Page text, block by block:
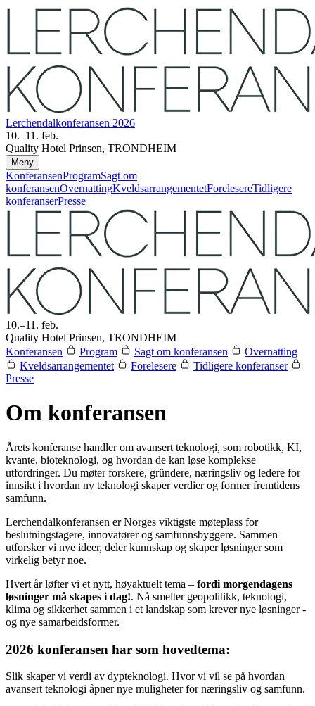
Lerchendal­konferansen 2026
10.–11. feb.
Quality Hotel Prinsen, TRONDHEIM
Meny
KonferansenProgramSagt om
konferansenOvernattingKveldsarrangementetForelesereTidligere
konferanserPresse
10.–11. feb.
Quality Hotel Prinsen, TRONDHEIM
Konferansen
Program Sagt om konferansen
Overnatting
Kveldsarrangementet
Forelesere
Tidligere konferanser
Presse
Om konferansen
Årets konferanse handler om avansert teknologi, som robotikk, KI,
kvante, bioteknologi, og hvordan de kan løse komplekse
utfordringer. Du møter forskere, gründere, næringsliv og ledere for
innsikt i hvordan ny teknologi skaper verdier og former fremtidens
samfunn.
Lerchendalkonferansen er Norges viktigste møteplass for
beslutningstagere, innovatører og samfunnsbyggere. Sammen
utforsker vi nye ideer, deler kunnskap og skaper løsninger som
virkelig betyr noe.
Hvert år løfter vi et nytt, høyaktuelt tema – fordi morgendagens
løsninger må skapes i dag!. Nå smelter geopolitikk, teknologi,
klima og sikkerhet sammen i et landskap som krever nye løsninger -
og nye samarbeidsformer.
2026 konferansen har som hovedtema:
Slik skaper vi verdi av dypteknologi. Hvor vi vil se på hvordan
avansert teknologi åpner nye muligheter for næringsliv og samfunn.